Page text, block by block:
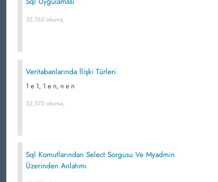
32,762 okuma,
Veritabanlarında İlişki Türleri
1 e 1, 1 e n, n e n
32,575 okuma,
Sql Komutlarından Select Sorgusu Ve Myadmin
Üzerinden Anlatımı